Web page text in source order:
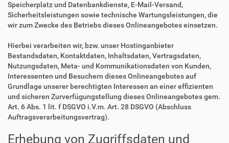
Speicherplatz und Datenbankdienste, E-Mail-Versand,
Sicherheitsleistungen sowie technische Wartungsleistungen, die
wir zum Zwecke des Betriebs dieses Onlineangebotes einsetzen.
Hierbei verarbeiten wir, bzw. unser Hostinganbieter
Bestandsdaten, Kontaktdaten, Inhaltsdaten, Vertragsdaten,
Nutzungsdaten, Meta- und Kommunikationsdaten von Kunden,
Interessenten und Besuchern dieses Onlineangebotes auf
Grundlage unserer berechtigten Interessen an einer effizienten
und sicheren Zurverfügungstellung dieses Onlineangebotes gem.
Art. 6 Abs. 1 lit. f DSGVO i.V.m. Art. 28 DSGVO (Abschluss
Auftragsverarbeitungsvertrag).
Erhebung von Zugriffsdaten und